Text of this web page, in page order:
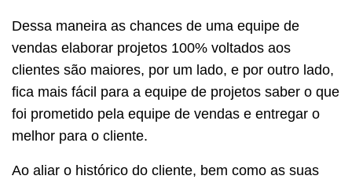
Dessa maneira as chances de uma equipe de
vendas elaborar projetos 100% voltados aos
clientes são maiores, por um lado, e por outro lado,
fica mais fácil para a equipe de projetos saber o que
foi prometido pela equipe de vendas e entregar o
melhor para o cliente.
Ao aliar o histórico do cliente, bem como as suas